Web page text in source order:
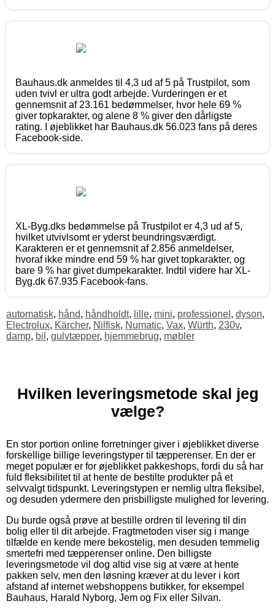
Bauhaus.dk anmeldes til 4,3 ud af 5 på Trustpilot, som
uden tvivl er ultra godt arbejde. Vurderingen er et
gennemsnit af 23.161 bedømmelser, hvor hele 69 %
giver topkarakter, og alene 8 % giver den dårligste
rating. I øjeblikket har Bauhaus.dk 56.023 fans på deres
Facebook-side.
XL-Byg.dks bedømmelse på Trustpilot er 4,3 ud af 5,
hvilket utvivlsomt er yderst beundringsværdigt.
Karakteren er et gennemsnit af 2.856 anmeldelser,
hvoraf ikke mindre end 59 % har givet topkarakter, og
bare 9 % har givet dumpekarakter. Indtil videre har XL-
Byg.dk 67.935 Facebook-fans.
automatisk, hånd, håndholdt, lille, mini, professionel , dyson,
Electrolux, Kärcher, Nilfisk, Numatic, Vax, Würth, 230v,
damp, bil , gulvtæpper, hjemmebrug, møbler
Hvilken leveringsmetode skal jeg
vælge?
En stor portion online forretninger giver i øjeblikket diverse
forskellige billige leveringstyper til tæpperenser. En der er
meget populær er for øjeblikket pakkeshops, fordi du så har
fuld fleksibilitet til at hente de bestilte produkter på et
selvvalgt tidspunkt. Leveringstypen er nemlig ultra fleksibel,
og desuden ydermere den prisbilligste mulighed for levering.
Du burde også prøve at bestille ordren til levering til din
bolig eller til dit arbejde. Fragtmetoden viser sig i mange
tilfælde en kende mere bekostelig, men desuden temmelig
smertefri med tæpperenser online. Den billigste
leveringsmetode vil dog altid vise sig at være at hente
pakken selv, men den løsning kræver at du lever i kort
afstand af internet webshoppens butikker, for eksempel
Bauhaus, Harald Nyborg, Jem og Fix eller Silvan.